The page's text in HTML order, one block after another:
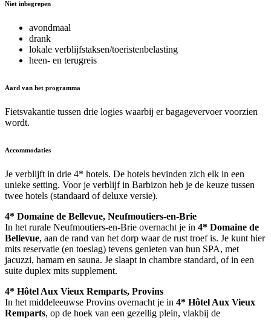
Niet inbegrepen
avondmaal
drank
lokale verblijfstaksen/toeristenbelasting
heen- en terugreis
Aard van het programma
Fietsvakantie tussen drie logies waarbij er bagagevervoer voorzien
wordt.
Accommodaties
Je verblijft in drie 4* hotels. De hotels bevinden zich elk in een
unieke setting. Voor je verblijf in Barbizon heb je de keuze tussen
twee hotels (standaard of deluxe versie).
4* Domaine de Bellevue, Neufmoutiers-en-Brie
In het rurale Neufmoutiers-en-Brie overnacht je in 4* Domaine de
Bellevue, aan de rand van het dorp waar de rust troef is. Je kunt hier
mits reservatie (en toeslag) tevens genieten van hun SPA, met
jacuzzi, hamam en sauna. Je slaapt in chambre standard, of in een
suite duplex mits supplement.
4* Hôtel Aux Vieux Remparts, Provins
In het middeleeuwse Provins overnacht je in 4* Hôtel Aux Vieux
Remparts, op de hoek van een gezellig plein, vlakbij de